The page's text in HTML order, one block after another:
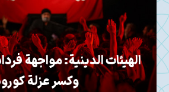
الدور الاجتماعي العميق
في إيران